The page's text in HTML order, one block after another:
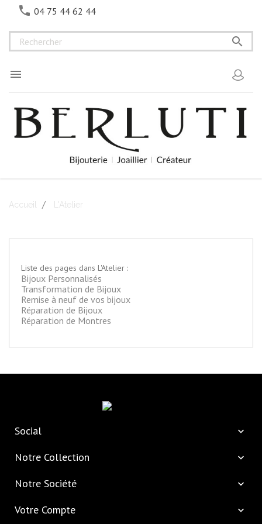
 04 75 44 62 44


Accueil L'Atelier
Liste des pages dans L'Atelier :
Bijoux Personnalisés
Transformation de Bijoux
Remise à neuf de vos bijoux
Réparation de Bijoux
Réparation de Montres
Social 
Notre Collection 
Notre Société 
Votre Compte 